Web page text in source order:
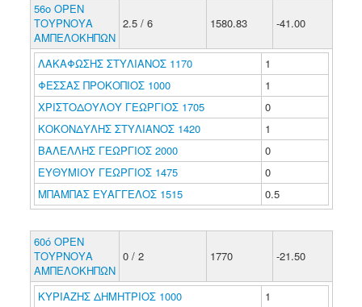
56o OPEN
ΤΟΥΡΝΟΥΑ
ΑΜΠΕΛΟΚΗΠΩΝ
2.5 / 6 1580.83 -41.00
ΛΑΚΑΦΩΣΗΣ ΣΤΥΛΙΑΝΟΣ 1170
1
ΦΕΣΣΑΣ ΠΡΟΚΟΠΙΟΣ 1000
1
ΧΡΙΣΤΟΔΟΥΛΟΥ ΓΕΩΡΓΙΟΣ 1705
0
ΚΟΚΟΝΔΥΛΗΣ ΣΤΥΛΙΑΝΟΣ 1420
1
ΒΑΛΕΛΛΗΣ ΓΕΩΡΓΙΟΣ 2000
0
ΕΥΘΥΜΙΟΥ ΓΕΩΡΓΙΟΣ 1475
0
ΜΠΑΜΠΑΣ ΕΥΑΓΓΕΛΟΣ 1515
0.5
60ό ΟΡΕΝ
ΤΟΥΡΝΟΥΑ
ΑΜΠΕΛΟΚΗΠΩΝ
0 / 2 1770 -21.50
ΚΥΡΙΑΖΗΣ ΔΗΜΗΤΡΙΟΣ 1000 1